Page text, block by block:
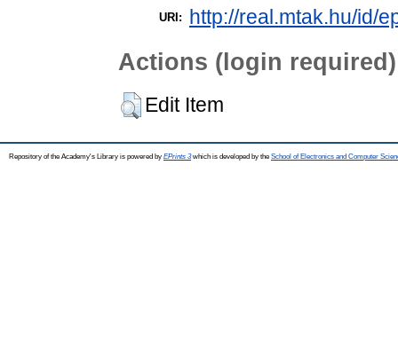
URI: http://real.mtak.hu/id/
Actions (login required)
Edit Item
Repository of the Academy's Library is powered by EPrints 3which is developed by the School of Electronics and Computer